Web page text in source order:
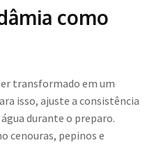
como
transformado em um
isso, ajuste a consistência
durante o preparo.
cenouras, pepinos e